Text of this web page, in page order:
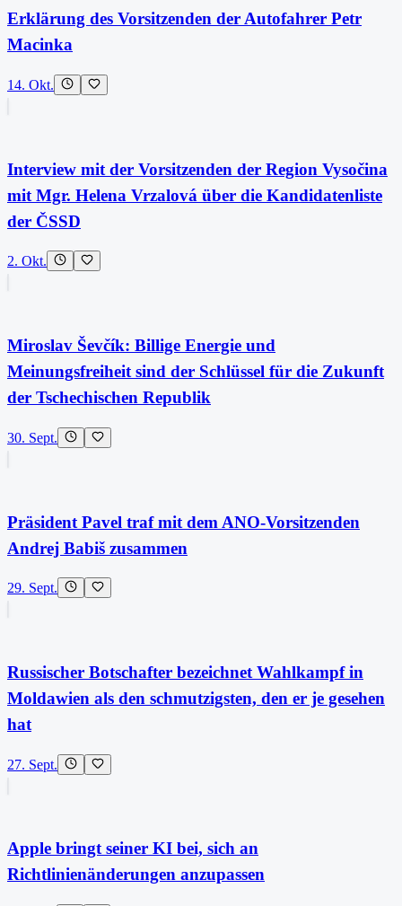
Erklärung des Vorsitzenden der Autofahrer Petr
Macinka
14. Okt.
Interview mit der Vorsitzenden der Region Vysočina
mit Mgr. Helena Vrzalová über die Kandidatenliste
der ČSSD
2. Okt.
Miroslav Ševčík: Billige Energie und
Meinungsfreiheit sind der Schlüssel für die Zukunft
der Tschechischen Republik
30. Sept.
Präsident Pavel traf mit dem ANO-Vorsitzenden
Andrej Babiš zusammen
29. Sept.
Russischer Botschafter bezeichnet Wahlkampf in
Moldawien als den schmutzigsten, den er je gesehen
hat
27. Sept.
Apple bringt seiner KI bei, sich an
Richtlinienänderungen anzupassen